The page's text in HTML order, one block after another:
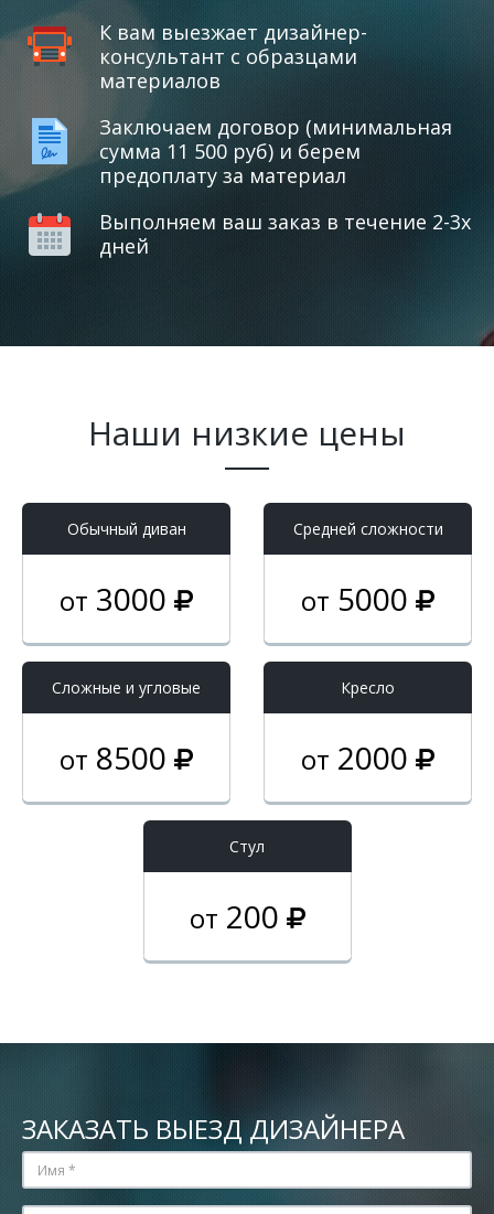
К вам выезжает дизайнер-
консультант с образцами
материалов
Заключаем договор (минимальная
сумма 11 500 руб) и берем
предоплату за материал
Выполняем ваш заказ в течение 2-3х
дней
Наши низкие цены
Обычный диван
от 3000
Средней сложности
от 5000
Cложные и угловые
от 8500
Кресло
от 2000
Стул
от 200
ЗАКАЗАТЬ ВЫЕЗД ДИЗАЙНЕРА